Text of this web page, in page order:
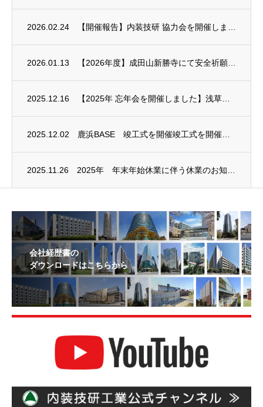
2026.02.24
2026.01.13
2025.12.16
2025.12.02
2025.11.26
会社経歴書の
ダウンロードはこちらから